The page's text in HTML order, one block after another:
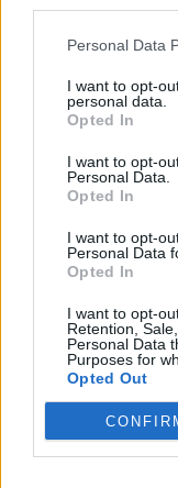
Personal Data
I want to opt-
personal data.
Opted In
I want to opt-
Personal Data.
Opted In
I want to opt-
Personal Data
Opted In
I want to opt-
Retention,
Personal Data
Purposes for
Opted Out
Ruoka
varoitus